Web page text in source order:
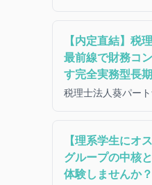
【内定直結】税
最前線で財務コ
す完全実務型長
税理士法人葵パー
【理系学生にオ
グループの中核
体験しませんか？